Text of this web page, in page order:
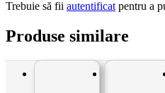
Trebuie să fii autentificat pentru a
Produse similare